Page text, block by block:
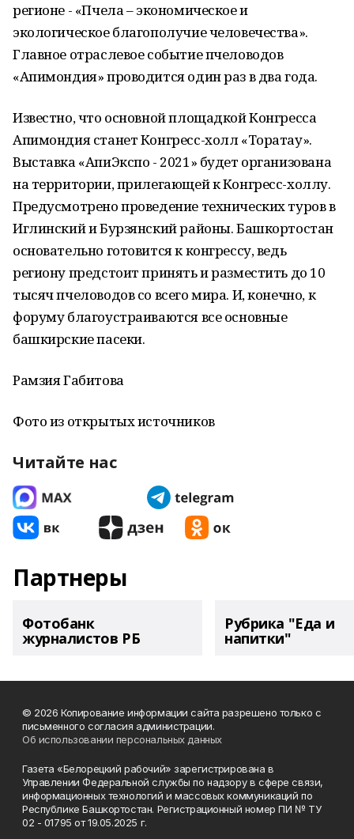
регионе - «Пчела – экономическое и
экологическое благополучие человечества».
Главное отраслевое событие пчеловодов
«Апимондия» проводится один раз в два года.
Известно, что основной площадкой Конгресса
Апимондия станет Конгресс-холл «Торатау».
Выставка «АпиЭкспо - 2021» будет организована
на территории, прилегающей к Конгресс-холлу.
Предусмотрено проведение технических туров в
Иглинский и Бурзянский районы. Башкортостан
основательно готовится к конгрессу, ведь
региону предстоит принять и разместить до 10
тысяч пчеловодов со всего мира. И, конечно, к
форуму благоустраиваются все основные
башкирские пасеки.
Рамзия Габитова
Фото из открытых источников
Читайте нас
Партнеры
Фотобанк
журналистов РБ
Рубрика "Еда и
напитки"
© 2026 Копирование информации сайта разрешено только с
письменного согласия администрации.
Об использовании персональных данных
Газета «Белорецкий рабочий» зарегистрирована в
Управлении Федеральной службы по надзору в сфере связи,
информационных технологий и массовых коммуникаций по
Республике Башкортостан. Регистрационный номер ПИ № ТУ
02 - 01795 от 19.05.2025 г.